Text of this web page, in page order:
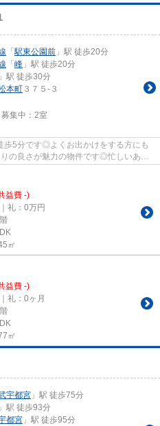
「駅東公園前 」駅 徒歩20分
「 峰 」駅 徒歩20分
」駅 徒歩30分
本町 ３７５-３
集中： 2室
5分です◎よくお出かけをする方にも
の良さが魅力の物件です◎忙しいあな
益費 -)
礼：0万円
㎡
益費 -)
礼：0ヶ月
㎡
宇都宮 」駅 徒歩75分
」駅 徒歩93分
都宮 」駅 徒歩95分